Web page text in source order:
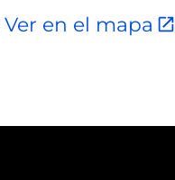
Ver en el mapa